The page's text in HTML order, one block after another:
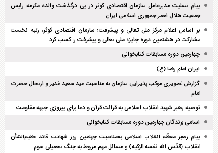
پیام تسلیت مدیرعامل سازمان اقتصادی کوثر در پی درگذشت والده مکرمه رئیس
جمعیت هلال احمر جمهوری اسلامی ایران
بر اساس اعلام مرکز ملی تعالی و پیشرفت؛ سازمان اقتصادی کوثر، رتبه نخست
مشارکت در هشتمین دوره جایزه ملی تعالی و پیشرفت را کسب کرد
چهارمین دوره مسابقات کتابخوانی
ایران امام رضا (ع)
گزارش تصویری موکب پذیرایی سازمان به مناسبت عید سعید غدیر و ارتحال حضرت
امام
توصیه رهبر شهید انقلاب اسلامی به قرائت قرآن و دعا برای پیروزی جبهه مقاومت
اسامی برندگان چهارمین دوره مسابقات کتابخوانی
پیام رهبر معظّم انقلاب اسلامی به‌مناسبت چهلمین روز شهادت قائد عظیم‌الشأن
انقلاب (قدّس الله نفسه الزکیه) و مسائل مهم مربوط به جنگ تحمیلی سوم